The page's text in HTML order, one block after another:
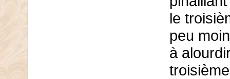
le
peu
à